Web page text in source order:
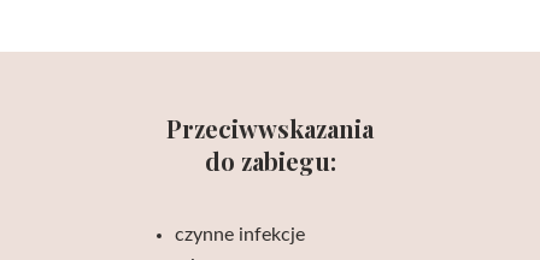
Przeciwwskazania
do zabiegu:
czynne infekcje